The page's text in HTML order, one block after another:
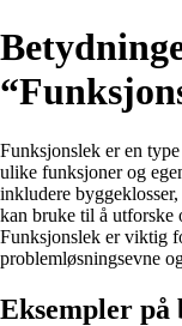
Funksjonslek er en
ulike funksjoner og
inkludere
kan bruke til å utforske
Funksjonslek er viktig
problemløsningsevne
Eksempler på